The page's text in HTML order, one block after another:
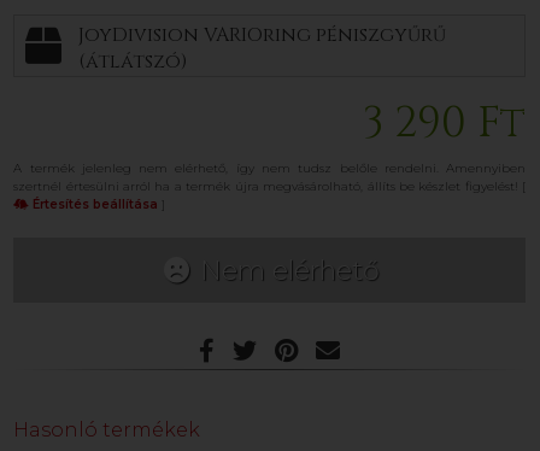
JoyDivision VARIOring péniszgyűrű
(átlátszó)
3 290 Ft
A termék jelenleg nem elérhető, így nem tudsz belőle rendelni. Amennyiben
szertnél értesülni arról ha a termék újra megvásárolható, állíts be készlet figyelést! [
Értesítés beállítása ]
Nem elérhető
Hasonló termékek